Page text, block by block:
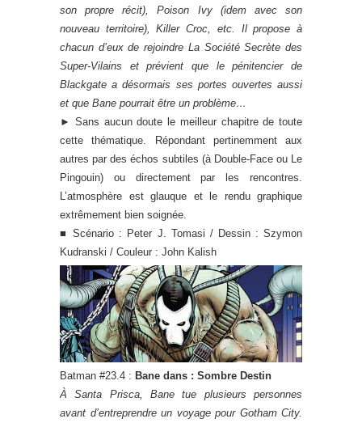
son propre récit), Poison Ivy (idem avec son
nouveau territoire), Killer Croc, etc. Il propose à
chacun d’eux de rejoindre La Société Secrète des
Super-Vilains et prévient que le pénitencier de
Blackgate a désormais ses portes ouvertes aussi
et que Bane pourrait être un problème…
► Sans aucun doute le meilleur chapitre de toute
cette thématique. Répondant pertinemment aux
autres par des échos subtiles (à Double-Face ou Le
Pingouin) ou directement par les rencontres.
L’atmosphère est glauque et le rendu graphique
extrêmement bien soignée.
■ Scénario : Peter J. Tomasi / Dessin : Szymon
Kudranski / Couleur : John Kalish
Batman #23.4 : Bane dans : Sombre Destin
À Santa Prisca, Bane tue plusieurs personnes
avant d’entreprendre un voyage pour Gotham City.